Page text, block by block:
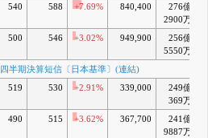
する事項
E
16:00 (開
過)連結子
会社(孫会
社)の異動
定に関する
540 588 +7.69% 840,400
276億
2900万
500 546 +3.02% 949,900
256億
5550万
半期決算短信〔日本基準〕(連結)
519 530 +2.91% 339,000
249億
369万
490 515 +3.62% 367,700
241億
9887万